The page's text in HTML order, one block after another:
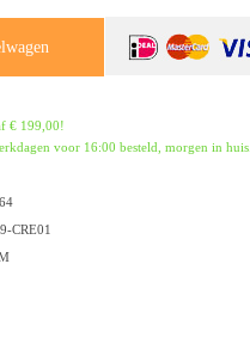
€ 199,00!
voor 16:00 besteld, morgen in huis.
CRE01